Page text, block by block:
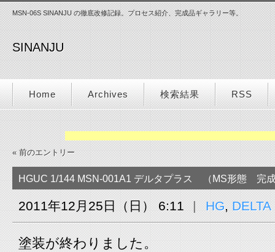
SINANJU
MSN-06S SINANJU の徹底改修記録。プロセス紹介、完成品ギャラリー等。
Home Archives 検索結果 RSS
« 前のエントリー
HGUC 1/144 MSN-001A1 デルタプラス （MS形態 完
2011年12月25日（日） 6:11 HG,
塗装が終わりました。